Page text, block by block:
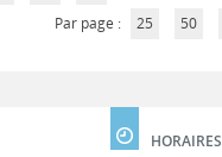
Par page :
25 50
HORAIRES